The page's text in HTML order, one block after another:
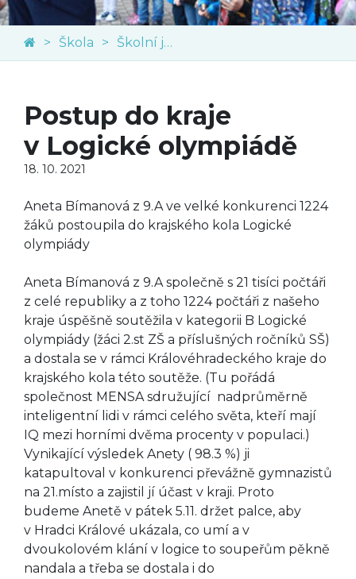
Škola Školní jídelna
Postup do kraje
v Logické olympiádě
18. 10. 2021
Aneta Bímanová z 9.A ve velké konkurenci 1224
žáků postoupila do krajského kola Logické
olympiády
Aneta Bímanová z 9.A společně s 21 tisíci počtáři
z celé republiky a z toho 1224 počtáři z našeho
kraje úspěšně soutěžila v kategorii B Logické
olympiády (žáci 2.st ZŠ a příslušných ročníků SŠ)
a dostala se v rámci Královéhradeckého kraje do
krajského kola této soutěže. (Tu pořádá
společnost MENSA sdružující nadprůměrně
inteligentní lidi v rámci celého světa, kteří mají
IQ mezi horními dvěma procenty v populaci.)
Vynikající výsledek Anety ( 98.3 %) ji
katapultoval v konkurenci převážně gymnazistů
na 21.místo a zajistil jí účast v kraji. Proto
budeme Anetě v pátek 5.11. držet palce, aby
v Hradci Králové ukázala, co umí a v
dvoukolovém klání v logice to soupeřům pěkně
nandala a třeba se dostala i do